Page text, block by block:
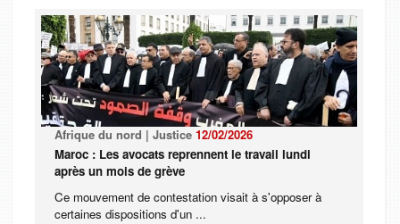
Afrique du nord | Justice 12/02/2026
Maroc : Les avocats reprennent le travail lundi
après un mois de grève
Ce mouvement de contestation visait à s'opposer à
certaines dispositions d'un ...